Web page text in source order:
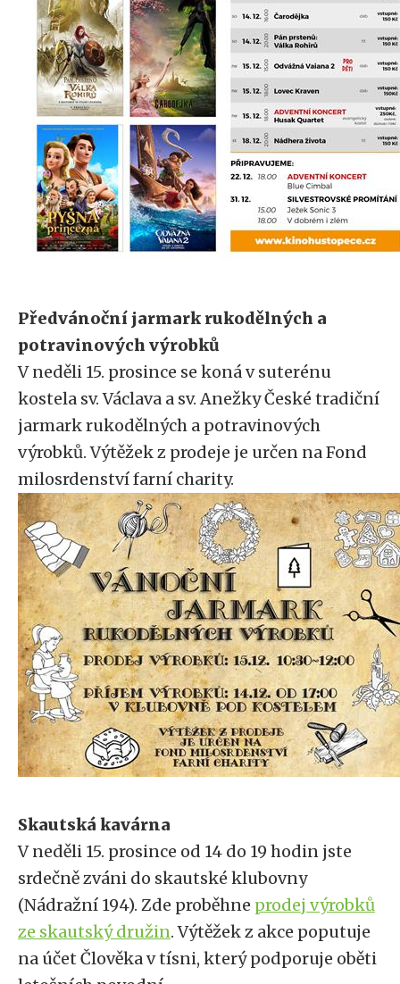
Předvánoční jarmark rukodělných a
potravinových výrobků
V neděli 15. prosince se koná v suterénu
kostela sv. Václava a sv. Anežky České tradiční
jarmark rukodělných a potravinových
výrobků. Výtěžek z prodeje je určen na Fond
milosrdenství farní charity.
Skautská kavárna
V neděli 15. prosince od 14 do 19 hodin jste
srdečně zváni do skautské klubovny
(Nádražní 194). Zde proběhne prodej výrobků
ze skautský družin. Výtěžek z akce poputuje
na účet Člověka v tísni, který podporuje oběti